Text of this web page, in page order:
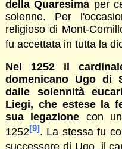
della Quaresima per
solenne. Per
religioso di Mont-
fu accettata in tutta la
Nel 1252 il
domenicano Ugo di
dalle solennità
Liegi, che estese la
sua legazione con
1252[9]. La stessa fu
successore di Ugo, il